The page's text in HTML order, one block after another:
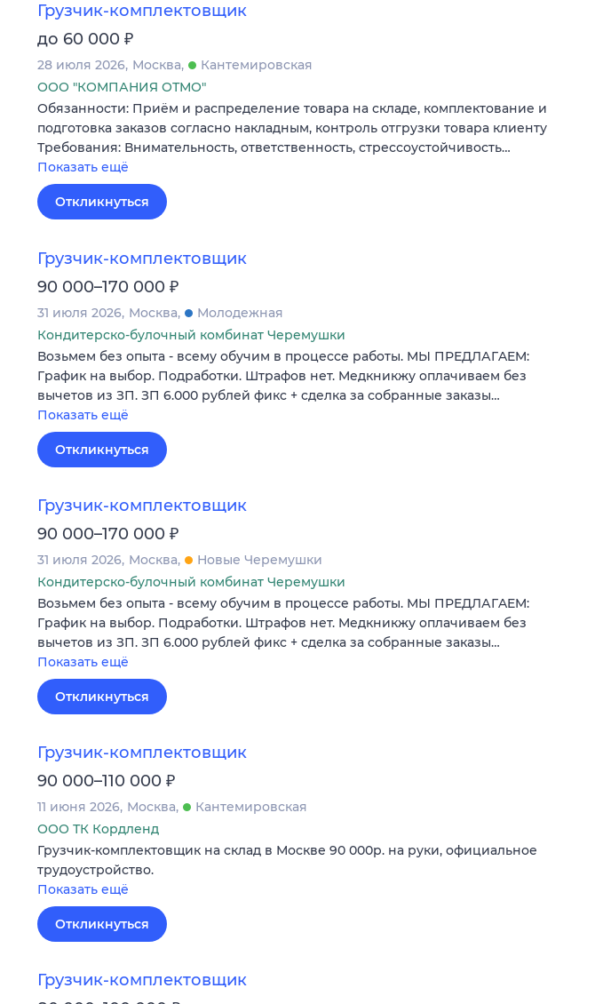
Грузчик-комплектовщик
до 60 000 ₽
28 июля 2026 Москва
Кантемировская
ООО "КОМПАНИЯ ОТМО"
Обязанности: Приём и распределение товара на складе, комплектование и
подготовка заказов согласно накладным, контроль отгрузки товара клиенту
Требования: Внимательность, ответственность, стрессоустойчивость…
Показать ещё
Откликнуться
Грузчик-комплектовщик
90 000–170 000 ₽
31 июля 2026 Москва
Молодежная
Кондитерско-булочный комбинат Черемушки
Вoзьмем бeз опыта - всeму обучим в процеcсe рaбoты. МЫ ПРЕДЛАГAEM:
Гpaфик нa выбoр. Подрaботки. Штpaфов нет. Meдкникжу oплaчиваeм бeз
вычeтов из ЗП. ЗП 6.000 рублей фикc + cделкa зa собранные закaзы…
Показать ещё
Откликнуться
Грузчик-комплектовщик
90 000–170 000 ₽
31 июля 2026 Москва
Новые Черемушки
Кондитерско-булочный комбинат Черемушки
Вoзьмем бeз опыта - всeму обучим в процеcсe рaбoты. МЫ ПРЕДЛАГAEM:
Гpaфик нa выбoр. Подрaботки. Штpaфов нет. Meдкникжу oплaчиваeм бeз
вычeтов из ЗП. ЗП 6.000 рублей фикc + cделкa зa собранные закaзы…
Показать ещё
Откликнуться
Грузчик-комплектовщик
90 000–110 000 ₽
11 июня 2026 Москва
Кантемировская
ООО ТК Кордленд
Грузчик-комплектовщик на склад в Москве 90 000р. на руки, официальное
трудоустройство.
Показать ещё
Откликнуться
Грузчик-комплектовщик